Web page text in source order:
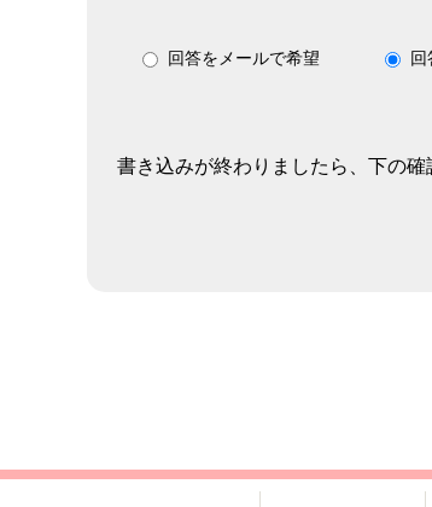
回答をメールで希望
書き込みが終わりましたら、下の確